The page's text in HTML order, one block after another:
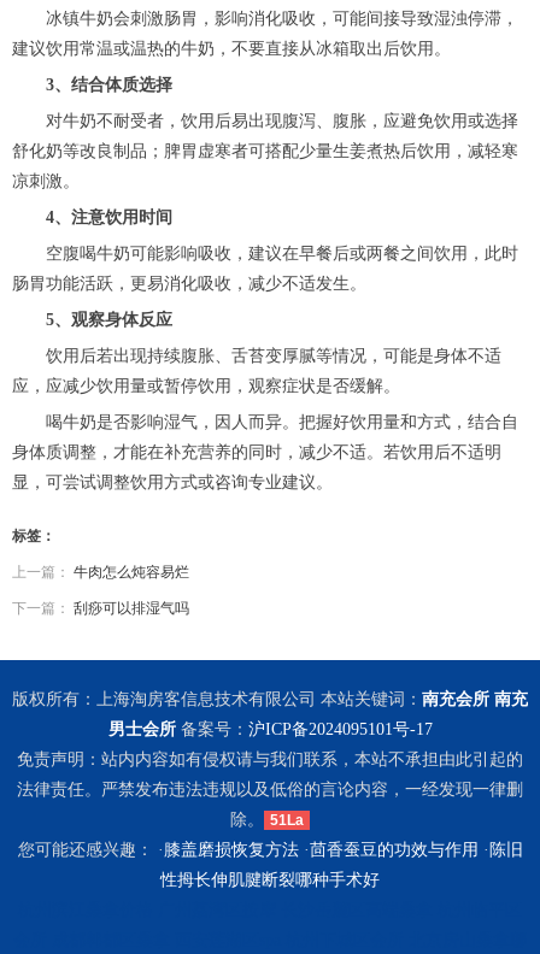
冰镇牛奶会刺激肠胃，影响消化吸收，可能间接导致湿浊停滞，
建议饮用常温或温热的牛奶，不要直接从冰箱取出后饮用。
3、结合体质选择
对牛奶不耐受者，饮用后易出现腹泻、腹胀，应避免饮用或选择
舒化奶等改良制品；脾胃虚寒者可搭配少量生姜煮热后饮用，减轻寒
凉刺激。
4、注意饮用时间
空腹喝牛奶可能影响吸收，建议在早餐后或两餐之间饮用，此时
肠胃功能活跃，更易消化吸收，减少不适发生。
5、观察身体反应
饮用后若出现持续腹胀、舌苔变厚腻等情况，可能是身体不适
应，应减少饮用量或暂停饮用，观察症状是否缓解。
喝牛奶是否影响湿气，因人而异。把握好饮用量和方式，结合自
身体质调整，才能在补充营养的同时，减少不适。若饮用后不适明
显，可尝试调整饮用方式或咨询专业建议。
标签：
上一篇： 牛肉怎么炖容易烂
下一篇： 刮痧可以排湿气吗
版权所有：上海淘房客信息技术有限公司 本站关键词： 南充会所 南充
男士会所备案号： 沪ICP备2024095101号-17
免责声明：站内内容如有侵权请与我们联系，本站不承担由此引起的
法律责任。严禁发布违法违规以及低俗的言论内容，一经发现一律删
除。
51La
您可能还感兴趣： · 膝盖磨损恢复方法·茴香蚕豆的功效与作用 · 陈旧
性拇长伸肌腱断裂哪种手术好